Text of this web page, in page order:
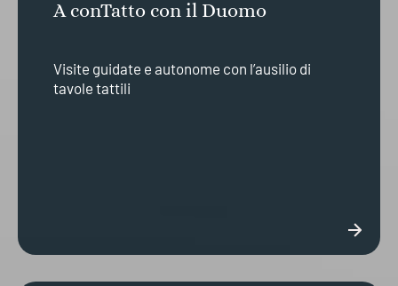
A conTatto con il Duomo
Visite guidate e autonome con l’ausilio di
tavole tattili